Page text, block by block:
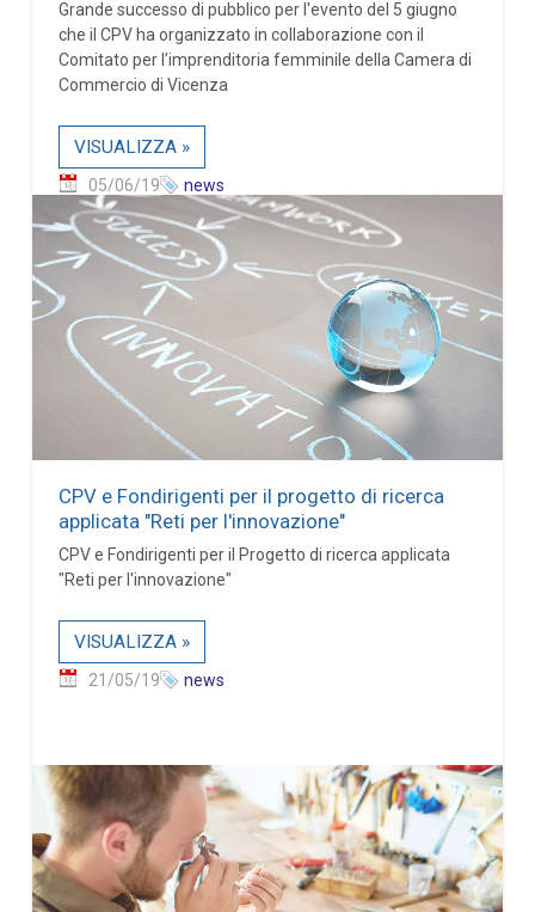
Grande successo di pubblico per l'evento del 5 giugno
che il CPV ha organizzato in collaborazione con il
Comitato per l’imprenditoria femminile della Camera di
Commercio di Vicenza
VISUALIZZA »
05/06/19 news
CPV e Fondirigenti per il progetto di ricerca
applicata "Reti per l'innovazione"
CPV e Fondirigenti per il Progetto di ricerca applicata
"Reti per l'innovazione"
VISUALIZZA »
21/05/19 news